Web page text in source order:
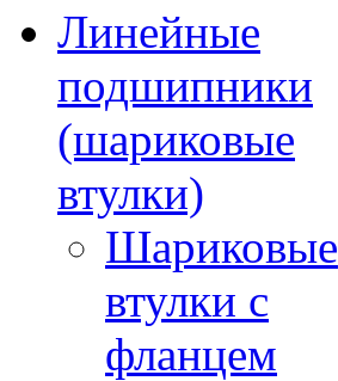
Линейные
подшипники
(шариковые
втулки)
Шариковые
втулки с
фланцем